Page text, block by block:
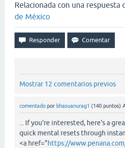
Relacionada con una respuesta
de México
Mostrar 12 comentarios previos
comentado por bhasuanurag1 (140 puntos)
... If you're interested, here's a
quick mental resets through
<a href="https://